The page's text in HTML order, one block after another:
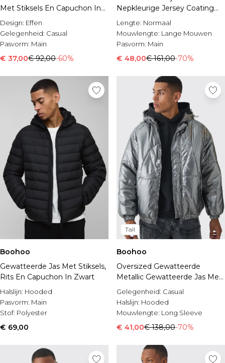
Sale Shorts
Sale Overhemden
Sale Sportkleding
Sale Trainingspakken
Sale Hoodies & Sweatshirts
Sale Broeken
Sale Jassen & Jacks
Sale Plus & Tall
Sale Accessoires
Sale Pakken & Tailoring
Sale Gebreide Kleding
Met Stiksels En Capuchon In
Zwart
Design: Effen
Gelegenheid: Casual
Pasvorm: Main
€ 37,00€ 92,00-60%
Nepkleurige Jersey Coating
Met Capuchon
Lengte: Normaal
Mouwlengte: Lange Mouwen
Pasvorm: Main
€ 48,00€ 161,00-70%
Boohoo
Gewatteerde Jas Met Stiksels,
Rits En Capuchon In Zwart
Halslijn: Hooded
Pasvorm: Main
Stof: Polyester
€ 69,00
Tall
Boohoo
Oversized Gewatteerde
Metallic Gewatteerde Jas Met
Capuchon
Gelegenheid: Casual
Halslijn: Hooded
Mouwlengte: Long Sleeve
€ 41,00€ 138,00-70%